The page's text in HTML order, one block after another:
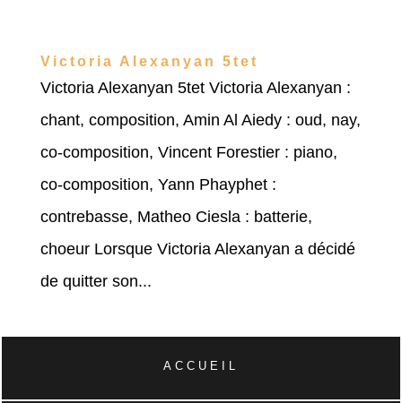
Victoria Alexanyan 5tet
Victoria Alexanyan 5tet Victoria Alexanyan :
chant, composition, Amin Al Aiedy : oud, nay,
co-composition, Vincent Forestier : piano,
co-composition, Yann Phayphet :
contrebasse, Matheo Ciesla : batterie,
choeur Lorsque Victoria Alexanyan a décidé
de quitter son...
ACCUEIL